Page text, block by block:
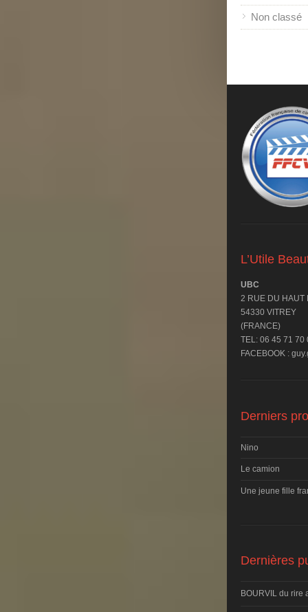
Non classé
L’Utile
UBC
2 RUE DU HAUT
54330 VITREY
(FRANCE)
TEL: 06 45 71 70
FACEBOOK :
Derniers
Nino
Le camion
Une jeune fille
Dernières
BOURVIL du rire